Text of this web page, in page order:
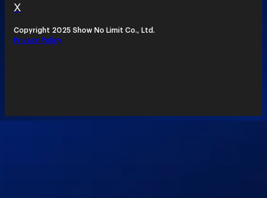
X
Copyright 2025 Show No Limit Co., Ltd.
Privacy Policy